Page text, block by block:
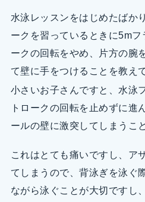
水泳レッスンをはじめたばか
ークを習っているときに5m
ークの回転をやめ、片方の腕
て壁に手をつけることを教え
小さいお子さんですと、水泳
トロークの回転を止めずに進
ールの壁に激突してしまうこ
これはとても痛いですし、ア
てしまうので、背泳ぎを泳ぐ
ながら泳ぐことが大切ですし